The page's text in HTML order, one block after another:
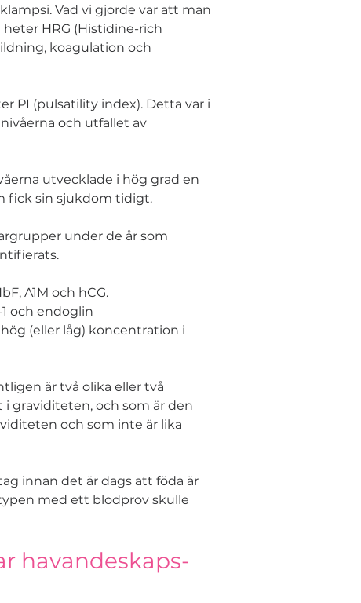
Vad vi gjorde var att man
HRG (Histidine-rich
koagulation och
PI (pulsatility index). Detta var i
och utfallet av
utvecklade i hög grad en
fick sin sjukdom tidigt.
under de år som
A1M och hCG.
1 och endoglin
(eller låg) koncentration i
är två olika eller två
graviditeten, och som är den
och som inte är lika
innan det är dags att föda är
med ett blodprov skulle
havandeskaps-